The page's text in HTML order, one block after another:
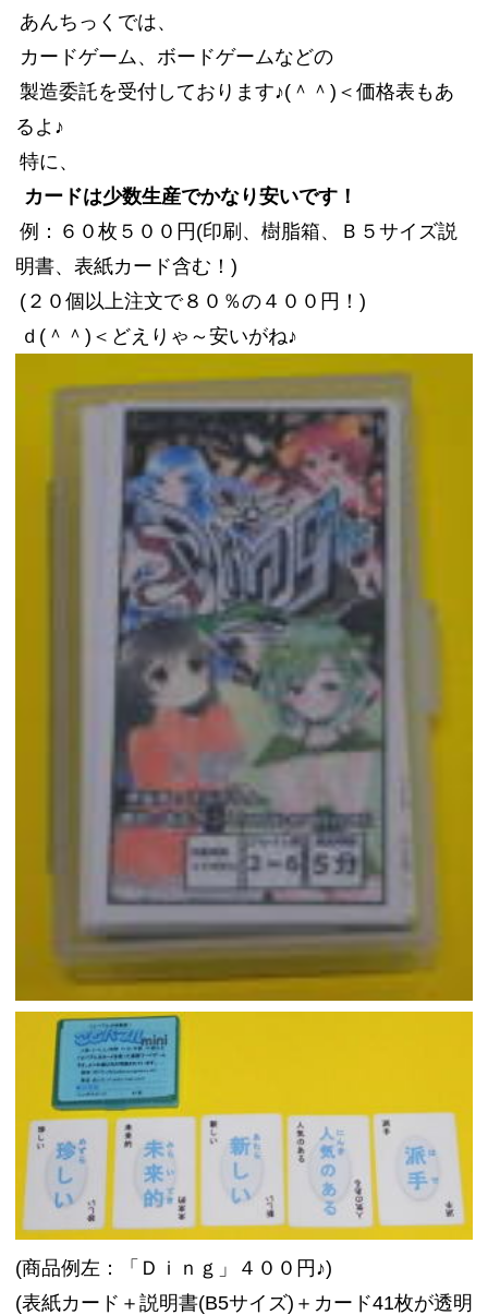
あんちっくでは、
カードゲーム、ボードゲームなどの
製造委託を受付しております♪(＾＾)＜価格表もあ
るよ♪
特に、
カードは少数生産でかなり安いです！
例：６０枚５００円(印刷、樹脂箱、Ｂ５サイズ説
明書、表紙カード含む！)
(２０個以上注文で８０％の４００円！)
ｄ(＾＾)＜どえりゃ～安いがね♪
(商品例左：「Ｄｉｎｇ」４００円♪)
(表紙カード＋説明書(B5サイズ)＋カード41枚が透明